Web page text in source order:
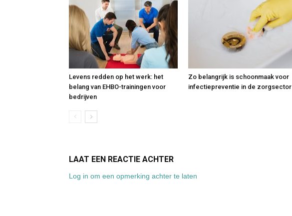
Levens redden op het werk: het
belang van EHBO-trainingen voor
bedrijven
Zo belangrijk is schoonmaak voor
infectiepreventie in de zorgsector
LAAT EEN REACTIE ACHTER
Log in om een opmerking achter te laten